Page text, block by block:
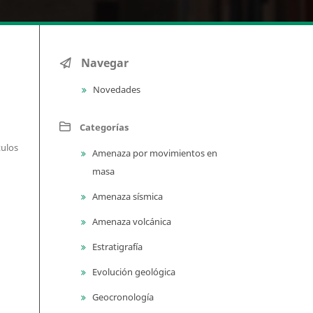
Navegar
Novedades
Categorías
Amenaza por movimientos en
masa
Amenaza sísmica
Amenaza volcánica
Estratigrafía
Evolución geológica
Geocronología